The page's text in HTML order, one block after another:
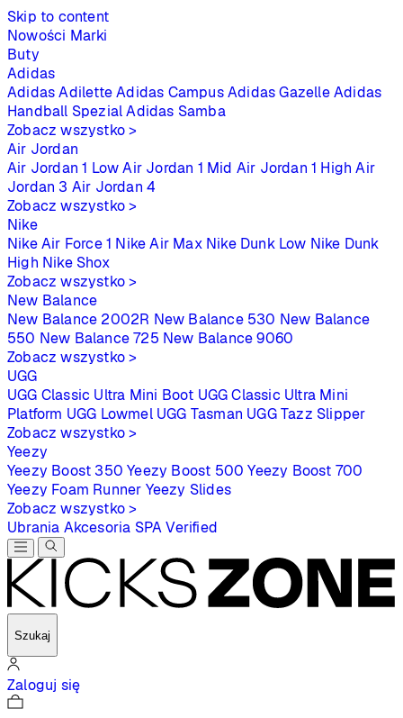
Skip to content
Nowości Marki
Buty
Adidas
Adidas Adilette Adidas Campus Adidas Gazelle Adidas
Handball Spezial Adidas Samba
Zobacz wszystko >
Air Jordan
Air Jordan 1 Low Air Jordan 1 Mid Air Jordan 1 High Air
Jordan 3 Air Jordan 4
Zobacz wszystko >
Nike
Nike Air Force 1 Nike Air Max Nike Dunk Low Nike Dunk
High Nike Shox
Zobacz wszystko >
New Balance
New Balance 2002R New Balance 530 New Balance
550 New Balance 725 New Balance 9060
Zobacz wszystko >
UGG
UGG Classic Ultra Mini Boot UGG Classic Ultra Mini
Platform UGG Lowmel UGG Tasman UGG Tazz Slipper
Zobacz wszystko >
Yeezy
Yeezy Boost 350 Yeezy Boost 500 Yeezy Boost 700
Yeezy Foam Runner Yeezy Slides
Zobacz wszystko >
Ubrania Akcesoria SPAVerified
Szukaj
Zaloguj się